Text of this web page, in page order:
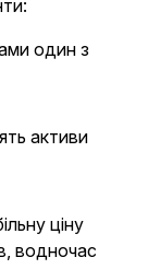
один з
активи
ціну
водночас